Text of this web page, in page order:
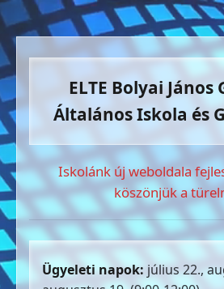
ELTE Bolyai János
Általános Iskola és
Iskolánk új weboldala
köszönjük a
Ügyeleti napok: július 22.,